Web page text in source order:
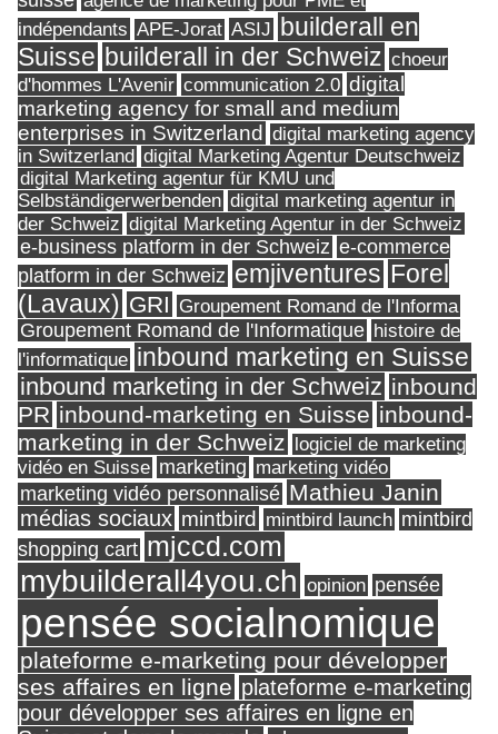
indépendants APE-Jorat ASIJ builderall en
Suisse builderall in der Schweiz choeur
d'hommes L'Avenir communication 2.0 digital
marketing agency for small and medium
enterprises in Switzerland digital marketing agency
in Switzerland digital Marketing Agentur Deutschweiz
digital Marketing agentur für KMU und
Selbständigerwerbenden digital marketing agentur in
der Schweiz digital Marketing Agentur in der Schweiz
e-business platform in der Schweiz e-commerce
platform in der Schweiz emjiventures Forel
(Lavaux) GRI Groupement Romand de l'Informa
Groupement Romand de l'Informatique histoire de
l'informatique inbound marketing en Suisse
inbound marketing in der Schweiz inbound
PR inbound-marketing en Suisse inbound-
marketing in der Schweiz logiciel de marketing
vidéo en Suisse marketing marketing vidéo
marketing vidéo personnalisé Mathieu Janin
médias sociaux mintbird mintbird launch mintbird
shopping cart mjccd.com
mybuilderall4you.ch opinion pensée
pensée socialnomique
plateforme e-marketing pour développer
ses affaires en ligne plateforme e-marketing
pour développer ses affaires en ligne en